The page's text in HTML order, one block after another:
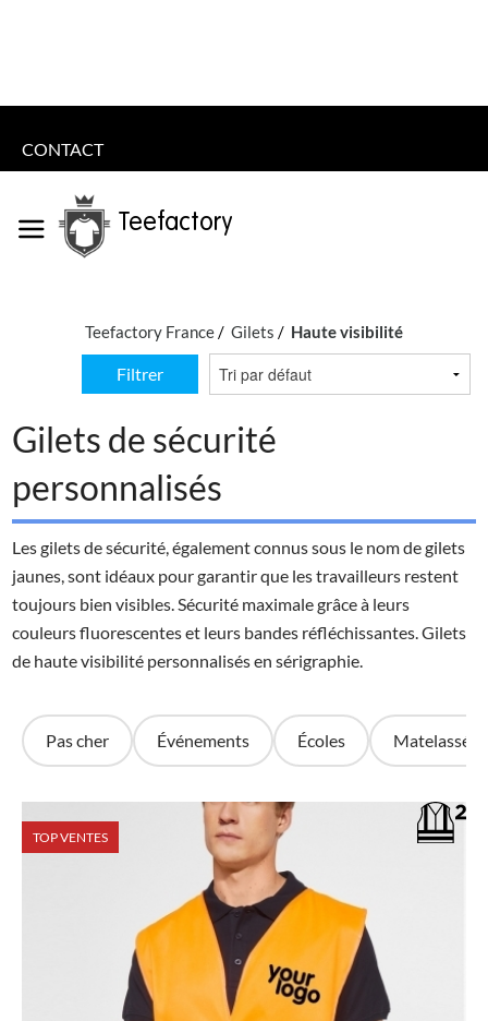
CONTACT
Teefactory
Teefactory France Gilets Haute visibilité
Filtrer
Gilets de sécurité
personnalisés
Les gilets de sécurité, également connus sous le nom de gilets
jaunes, sont idéaux pour garantir que les travailleurs restent
toujours bien visibles. Sécurité maximale grâce à leurs
couleurs fluorescentes et leurs bandes réfléchissantes. Gilets
de haute visibilité personnalisés en sérigraphie.
Pas cher Événements Écoles Matelassé
TOP VENTES